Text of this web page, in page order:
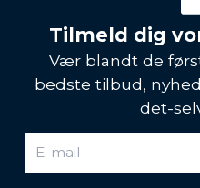
Tilmeld dig
Vær blandt de
bedste tilbud,
det-